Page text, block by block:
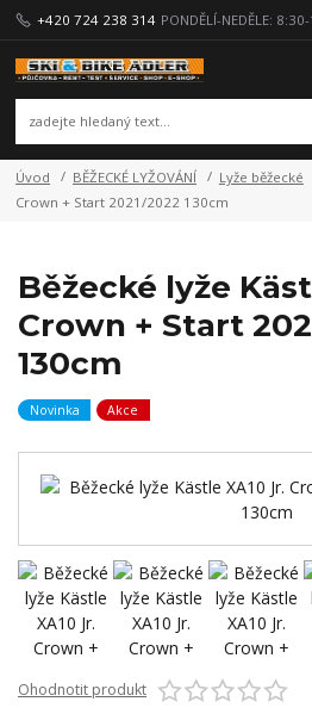
+420 724 238 314 PONDĚLÍ-NEDĚLE:
Úvod BĚŽECKÉ LYŽOVÁNÍ Lyže běžecké
Crown + Start 2021/2022 130cm
Běžecké lyže
Crown + Start
130cm
Novinka Akce
Ohodnotit produkt